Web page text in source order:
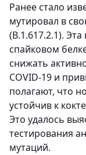
Ранее стало
мутировал в
(B.1.617.2.1).
спайковом
снижать
COVID-19 и
полагают, что
устойчив к
Это удалось
тестирования
мутаций.